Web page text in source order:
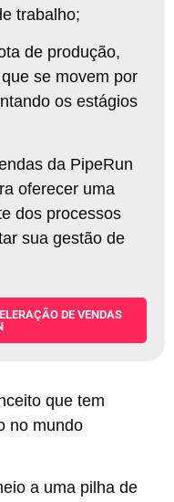
trabalho;
de produção,
se movem por
os estágios
da PipeRun
oferecer uma
dos processos
sua gestão de
DE VENDAS
que tem
no mundo
a uma pilha de